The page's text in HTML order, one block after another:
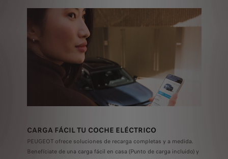
CARGA FÁCIL TU COCHE ELÉCTRICO
PEUGEOT ofrece soluciones de recarga completas y a medida.
Benefíciate de una carga fácil en casa (Punto de carga incluido) y